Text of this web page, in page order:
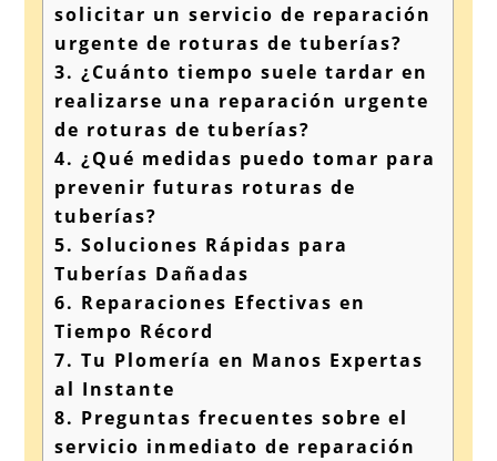
solicitar un servicio de reparación
urgente de roturas de tuberías?
3. ¿Cuánto tiempo suele tardar en
realizarse una reparación urgente
de roturas de tuberías?
4. ¿Qué medidas puedo tomar para
prevenir futuras roturas de
tuberías?
5. Soluciones Rápidas para
Tuberías Dañadas
6. Reparaciones Efectivas en
Tiempo Récord
7. Tu Plomería en Manos Expertas
al Instante
8. Preguntas frecuentes sobre el
servicio inmediato de reparación